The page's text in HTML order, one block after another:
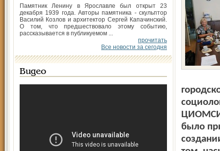
Памятник Ленину в Ярославле был открыт 23
декабря 1939 года. Авторы памятника - скульптор
Василий Козлов и архитектор Сергей Капачинский.
О том, что предшествовало этому событию,
рассказывается в публикуемом ...
прочитать
Все новости за сегодня
Видео
ЦИОМСИ,
было